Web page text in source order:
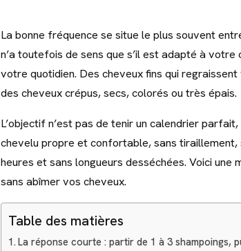
La bonne fréquence se situe le plus souvent
n’a toutefois de sens que s’il est adapté à
votre quotidien. Des cheveux fins qui
des cheveux crépus, secs, colorés ou très épais.
L’objectif n’est pas de tenir un calendrier
chevelu propre et confortable, sans tiraillement,
heures et sans longueurs desséchées. Voici
sans abîmer vos cheveux.
Table des matières
La réponse courte : partir de 1 à 3 shampoings,